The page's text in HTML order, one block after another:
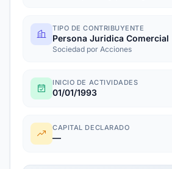
TIPO DE CONTRIBUYENTE
Persona Juridica Comercial
Sociedad por Acciones
INICIO DE ACTIVIDADES
01/01/1993
CAPITAL DECLARADO
—